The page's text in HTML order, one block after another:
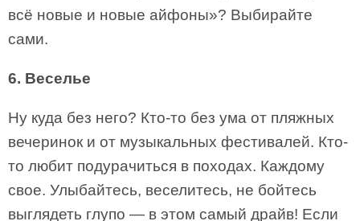
всё новые и новые айфоны»? Выбирайте
сами.
6. Веселье
Ну куда без него? Кто-то без ума от пляжных
вечеринок и от музыкальных фестивалей. Кто-
то любит подурачиться в походах. Каждому
свое. Улыбайтесь, веселитесь, не бойтесь
выглядеть глупо — в этом самый драйв! Если